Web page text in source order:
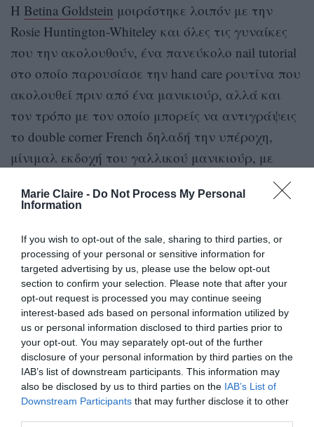
Marie Claire - Do Not Process My Personal
Information
If you wish to opt-out of the sale, sharing to third parties, or
processing of your personal or sensitive information for
targeted advertising by us, please use the below opt-out
section to confirm your selection. Please note that after your
opt-out request is processed you may continue seeing
interest-based ads based on personal information utilized by
us or personal information disclosed to third parties prior to
your opt-out. You may separately opt-out of the further
disclosure of your personal information by third parties on the
IAB’s list of downstream participants. This information may
also be disclosed by us to third parties on the IAB’s List of
Downstream Participants that may further disclose it to other
H Betina Goldstein μοιράστηκε λοιπόν με την
Rosie Huntington-Whiteley και όλες τις γυναίκες
που την ακολουθούν, ένα πανεύκολο nail tutorial
στο οποίο παρουσίασε την hand care ρουτίνα που
ακολουθεί πριν από ένα μανικιούρ, αλλά και
τον τρόπο με τον οποίο μπορείς να αντιγράψεις
το double corner French δηλαδή την υπέροχη,
μίνιμαλ εκδοχή του γαλλικού μανικιούρ, με
χρώμα, στη βάση αλλά και τις άκρες των
Δες τοvideo tutorial: